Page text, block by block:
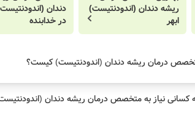
ریشه دندان (اندودنتیست)
ابهر
دندان
در خدابنده
درمان ریشه دندان (اندودنتیست) کیست؟
کسانی نیاز به متخصص درمان ریشه دندان